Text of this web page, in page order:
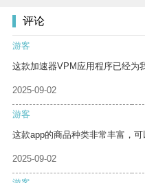
评论
游客
这款加速器VPM应用程序已经为
2025-09-02
游客
这款app的商品种类非常丰富，可
2025-09-02